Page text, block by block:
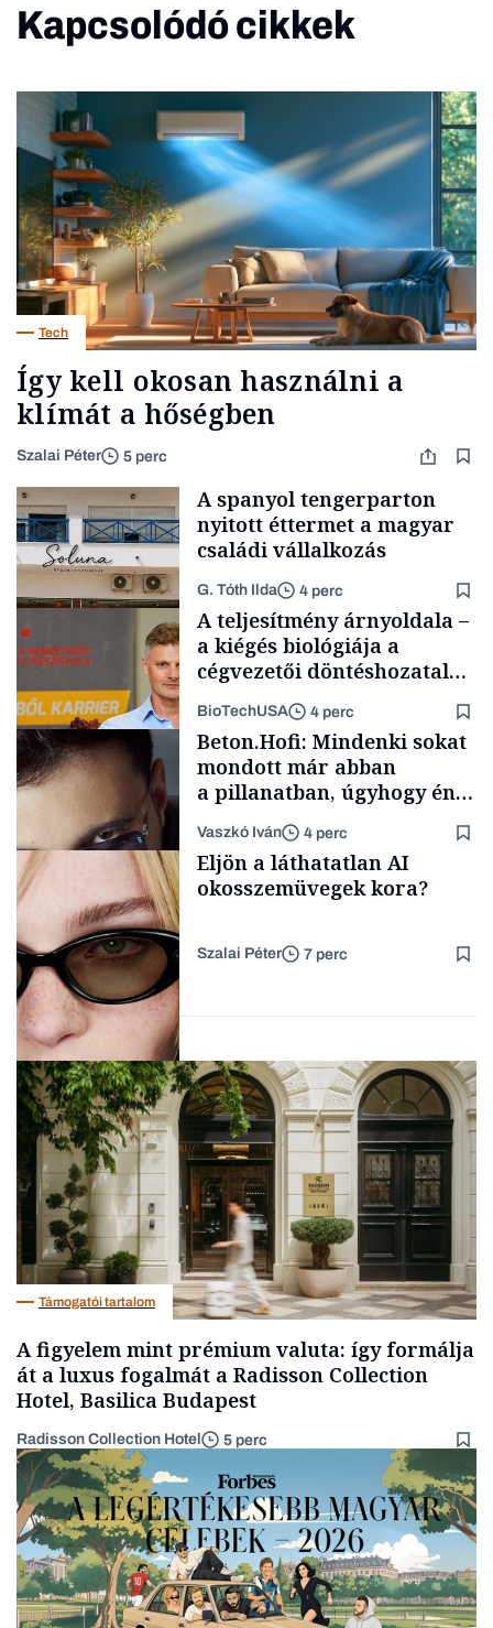
Kapcsolódó cikkek
Tech
Így kell okosan használni a
klímát a hőségben
Szalai Péter 5 perc
Gasztró
A spanyol tengerparton
nyitott éttermet a magyar
családi vállalkozás
G. Tóth Ilda 4 perc
Content Lab HUB
A teljesítmény árnyoldala –
a kiégés biológiája a
cégvezetői döntéshozatal
BioTechUSA 4 perc
Forbes-sztori
Beton.Hofi: Mindenki sokat
mondott már abban
a pillanatban, úgyhogy én
a legsarkosabb
gondolataimat akartam
kimondani
Vaszkó Iván 4 perc
AI
Eljön a láthatatlan AI
okosszemüvegek kora?
Szalai Péter 7 perc
Támogatói tartalom
A figyelem mint prémium valuta: így formálja
át a luxus fogalmát a Radisson Collection
Hotel, Basilica Budapest
Radisson Collection Hotel 5 perc